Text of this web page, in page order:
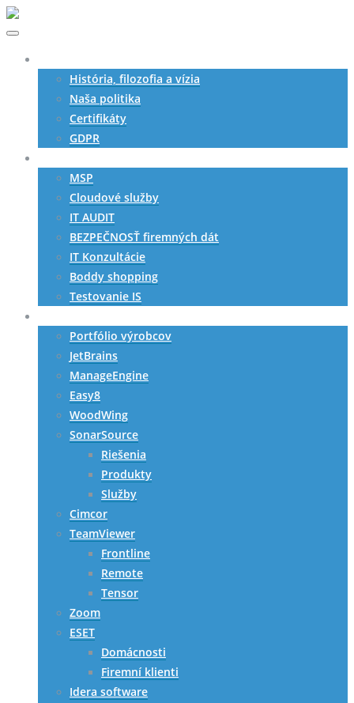
História, filozofia a vízia
Naša politika
Certifikáty
GDPR
MSP
Cloudové služby
IT AUDIT
BEZPEČNOSŤ firemných dát
IT Konzultácie
Boddy shopping
Testovanie IS
Portfólio výrobcov
JetBrains
ManageEngine
Easy8
WoodWing
SonarSource
Riešenia
Produkty
Služby
Cimcor
TeamViewer
Frontline
Remote
Tensor
Zoom
ESET
Domácnosti
Firemní klienti
Idera software